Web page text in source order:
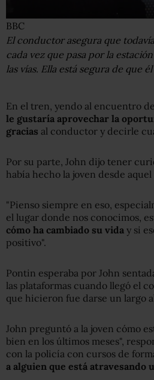
BBC
El conductor asegura que
cada vez que pasa por la
las vías. Ella está segura de que
En el tren, yendo al encuentro
le gustaría aprovechar la
gracias al conductor y decirle
Por su parte, John dijo tener
había hecho la joven desde
"Pienso siempre en eso,
el lugar donde nos conocimos,
cómo ha cambiado su vida y si
positivo".
Pontin esperaba por John
las plataformas cuando llegó el
que hicieron fue darse un largo
John preguntó a la joven cómo
bien en los últimos meses",
con la policía con cursos de
a alguien que está atravesando